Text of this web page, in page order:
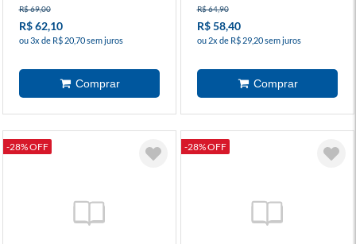
R$ 69,00
R$ 62,10
ou 3x de R$ 20,70 sem juros
R$ 64,90
R$ 58,40
ou 2x de R$ 29,20 sem juros
-28% OFF -28% OFF